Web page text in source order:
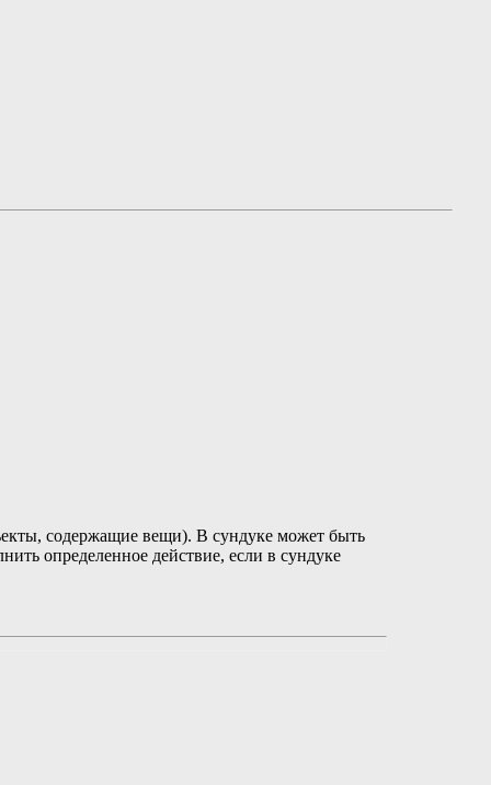
содержащие вещи). В сундуке может быть
определенное действие, если в сундуке